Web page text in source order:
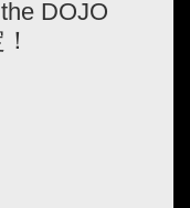
DOJO